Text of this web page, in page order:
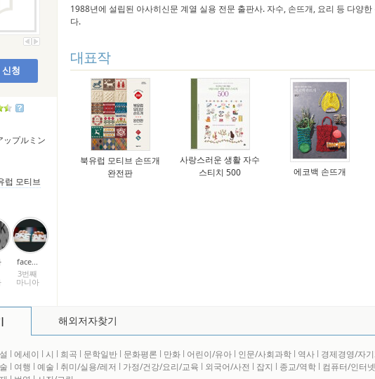
청
ップルミン
럽 모티브
face...
3번째
마니아
1988년에 설립된 아사히신문 계열 실용 전문 출판사. 자수, 손뜨개, 요리 등 다양
다.
대표작
북유럽 모티브 손뜨개
완전판
사랑스러운 생활 자수
스티치 500
에코백 손뜨개
해외저자찾기
l 에세이 l 시 l 희곡 l 문학일반 l 문화평론 l 만화 l 어린이/유아 l 인문/사회과학 l 역사 l 경제경영/자
l 여행 l 예술 l 취미/실용/레저 l 가정/건강/요리/교육 l 외국어/사전 l 잡지 l 종교/역학 l 컴퓨터/인터넷